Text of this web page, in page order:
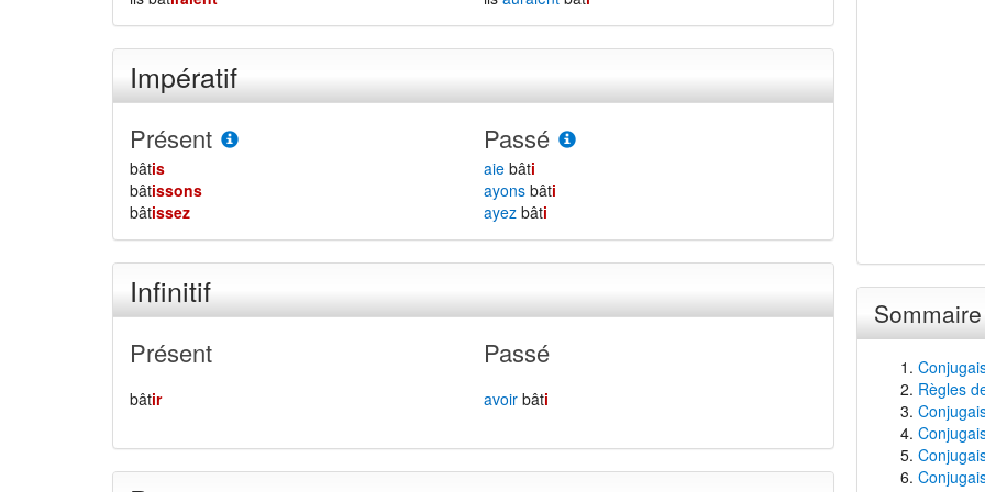
Impératif
Présent
bâtis
bâtissons
bâtissez
Passé
aie bâti
ayons bâti
ayez bâti
Infinitif
Présent
bâtir
Passé
avoir bâti
Sommaire
Règles